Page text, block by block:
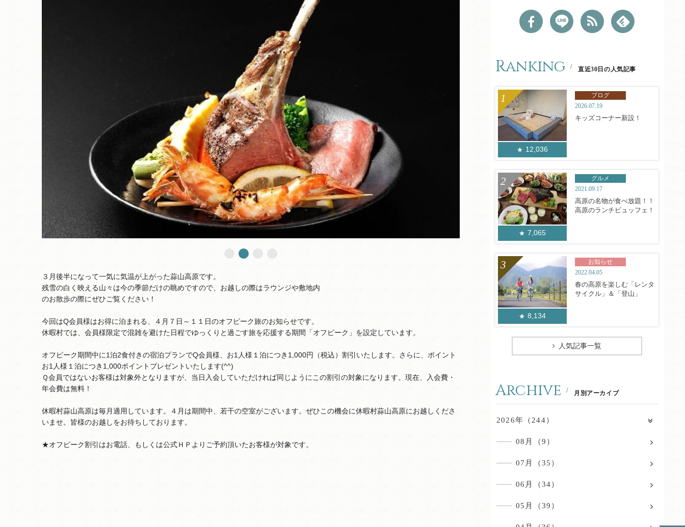
３月後半になって一気に気温が上がった蒜山高原です。
残雪の白く映える山々は今の季節だけの眺めですので、お越しの際はラウンジや敷地内
のお散歩の際にぜひご覧ください！
今回はQ会員様はお得に泊まれる、４月７日～１１日のオフピーク旅のお知らせです。
休暇村では、会員様限定で混雑を避けた日程でゆっくりと過ごす旅を応援する期間「オフピーク」を設定しています。
オフピーク期間中に1泊2食付きの宿泊プランでQ会員様、お1人様１泊につき1,000円（税込）割引いたします。さらに、ポイント
お1人様１泊につき1,000ポイントプレゼントいたします(^^)
Ｑ会員ではないお客様は対象外となりますが、当日入会していただければ同じようにこの割引の対象になります。現在、入会費・
年会費は無料！
休暇村蒜山高原は毎月適用しています。４月は期間中、若干の空室がございます。ぜひこの機会に休暇村蒜山高原にお越しくださ
いませ。皆様のお越しをお待ちしております。
★オフピーク割引はお電話、もしくは公式ＨＰよりご予約頂いたお客様が対象です。
Ranking 直近30日の人気記事
12,036
ブログ
2026.07.19
キッズコーナー新設！
7,065
グルメ
2021.09.17
高原の名物が食べ放題！！
高原のランチビュッフェ！
8,134
お知らせ
2022.04.05
春の高原を楽しむ「レンタ
サイクル」＆「登山」
人気記事一覧
Archive 月別アーカイブ
2026年（244）
08月（9）
07月（35）
06月（34）
05月（39）